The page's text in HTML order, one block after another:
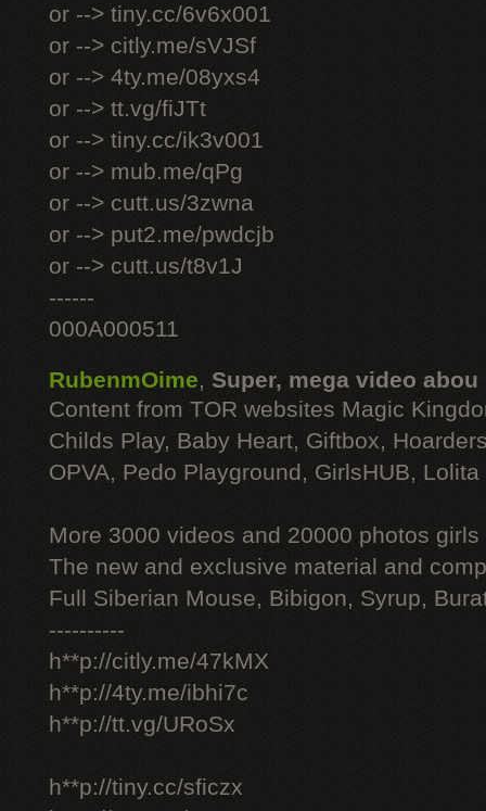
or --> tiny.cc/6v6x001
or --> citly.me/sVJSf
or --> 4ty.me/08yxs4
or --> tt.vg/fiJTt
or --> tiny.cc/ik3v001
or --> mub.me/qPg
or --> cutt.us/3zwna
or --> put2.me/pwdcjb
or --> cutt.us/t8v1J
------
000A000511
RubenmOime, Super, mega video abou
Content from TOR websites Magic
Childs Play, Baby Heart, Giftbox,
OPVA, Pedo Playground, GirlsHUB, Lolita
More 3000 videos and 20000 photos
The new and exclusive material and
Full Siberian Mouse, Bibigon, Syrup,
----------
h**p://citly.me/47kMX
h**p://4ty.me/ibhi7c
h**p://tt.vg/URoSx
h**p://tiny.cc/sficzx